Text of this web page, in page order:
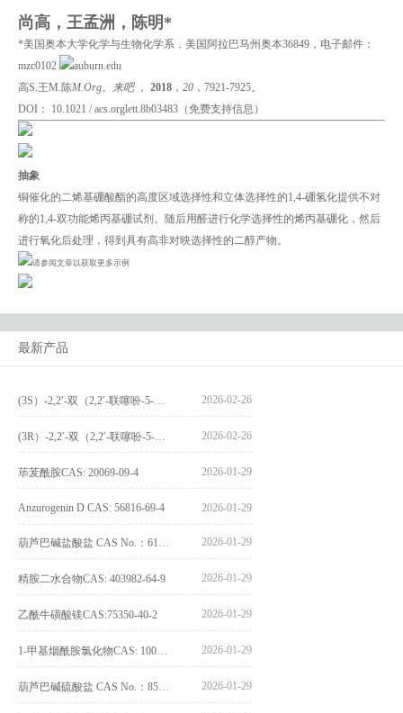
尚高，王孟洲，陈明*
*美国奥本大学化学与生物化学系，美国阿拉巴马州奥本36849，电子邮件：
mzc0102
auburn.edu
高S.王M.陈M.Org。来吧 ， 2018 ， 20 ，7921-7925。
DOI： 10.1021 / acs.orglett.8b03483（免费支持信息）
抽象
铜催化的二烯基硼酸酯的高度区域选择性和立体选择性的1,4-硼氢化提供不对
称的1,4-双功能烯丙基硼试剂。随后用醛进行化学选择性的烯丙基硼化，然后
进行氧化后处理，得到具有高非对映选择性的二醇产物。
请参阅文章以获取更多示例
最新产品
2026-02-26
2026-02-26
荜茇酰胺CAS: 20069-09-4 2026-01-29
Anzurogenin D CAS: 56816-69-4 2026-01-29
2026-01-29
精胺二水合物CAS: 403982-64-9 2026-01-29
乙酰牛磺酸镁CAS:75350-40-2 2026-01-29
2026-01-29
2026-01-29